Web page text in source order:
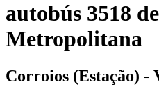
autobús 3518
Metropolitana
Corroios (Estação) -